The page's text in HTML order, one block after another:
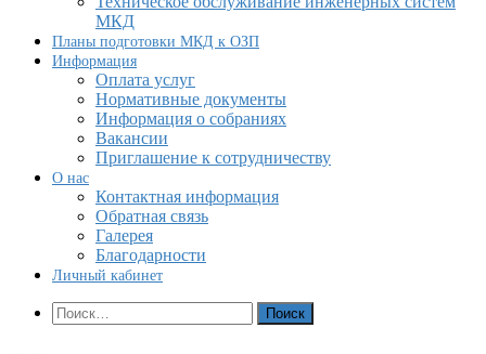
МКД
Планы подготовки МКД к ОЗП
Информация
Оплата услуг
Нормативные документы
Информация о собраниях
Вакансии
Приглашение к сотрудничеству
О нас
Контактная информация
Обратная связь
Галерея
Благодарности
Личный кабинет
Показать
форму
Найти: